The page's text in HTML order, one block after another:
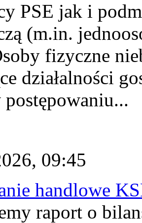
PSE jak i
(m.in.
fizyczne
działalności
postępowaniu...
09:45
handlowe
raport o